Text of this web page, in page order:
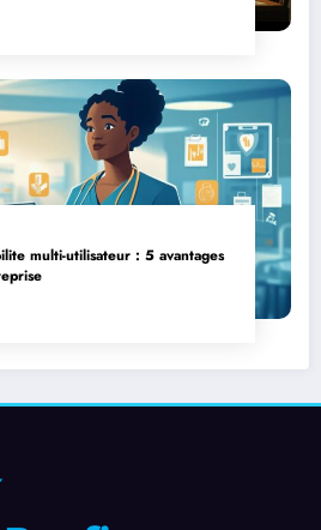
multi-utilisateur : 5 avantages